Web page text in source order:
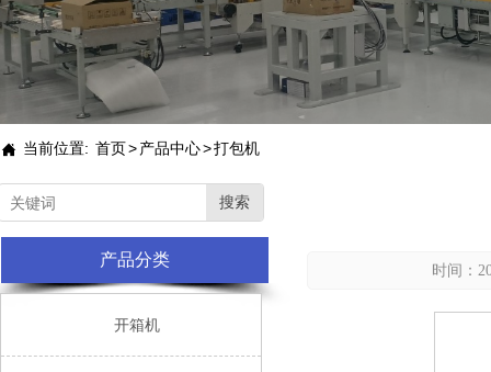
搜索
时间：
 当前位置: 首页>产品中心>打包机
开箱机
产品分类